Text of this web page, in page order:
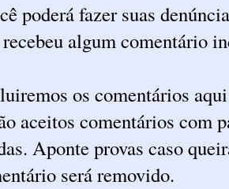
poderá fazer suas
recebeu algum comentário
os comentários
aceitos comentários com
Aponte provas caso
será removido.